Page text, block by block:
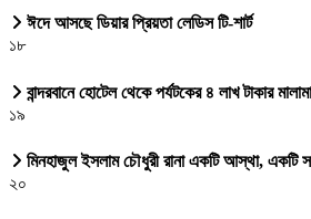
ঈদে আসছে ডিয়ার প্রিয়তা লেডিস টি-শার্ট
১৮
বান্দরবানে হোটেল থেকে পর্যটকের ৪ লাখ টাকার
১৯
মিনহাজুল ইসলাম চৌধুরী রানা একটি আস্থা, একটি
২০